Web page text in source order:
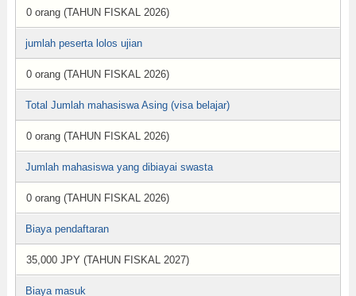
0 orang (TAHUN FISKAL 2026)
jumlah peserta lolos ujian
0 orang (TAHUN FISKAL 2026)
Total Jumlah mahasiswa Asing (visa belajar)
0 orang (TAHUN FISKAL 2026)
Jumlah mahasiswa yang dibiayai swasta
0 orang (TAHUN FISKAL 2026)
Biaya pendaftaran
35,000 JPY (TAHUN FISKAL 2027)
Biaya masuk